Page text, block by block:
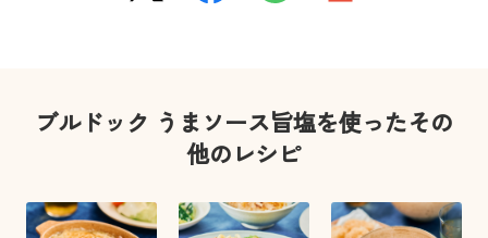
ブルドック うまソース旨塩を使ったその
他のレシピ